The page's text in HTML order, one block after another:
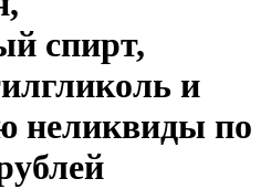
спирт,
и
неликвиды по